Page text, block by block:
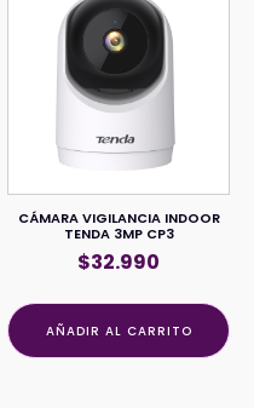
CÁMARA VIGILANCIA INDOOR
TENDA 3MP CP3
$32.990
AÑADIR AL CARRITO